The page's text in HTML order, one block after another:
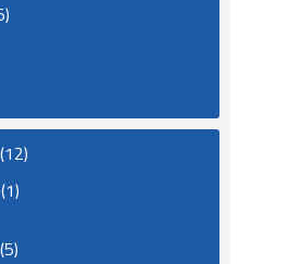
(12)